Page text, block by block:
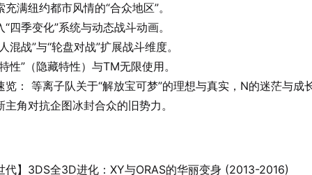
充满纽约都市风情的“合众地区”。
“四季变化”系统与动态战斗动画。
混战”与“轮盘对战”扩展战斗维度。
性”（隐藏特性）与TM无限使用。
览： 等离子队关于“解放宝可梦”的理想与真实，N的迷茫与成
主角对抗企图冰封合众的旧势力。
代】3DS全3D进化：XY与ORAS的华丽变身 (2013-2016)